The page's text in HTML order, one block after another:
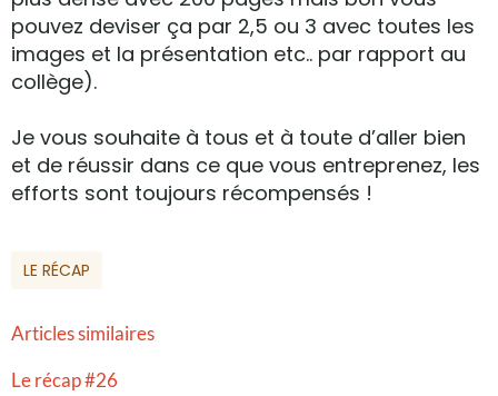
pouvez deviser ça par 2,5 ou 3 avec toutes les
images et la présentation etc.. par rapport au
collège).
Je vous souhaite à tous et à toute d’aller bien
et de réussir dans ce que vous entreprenez, les
efforts sont toujours récompensés !
LE RÉCAP
Articles similaires
Le récap #26